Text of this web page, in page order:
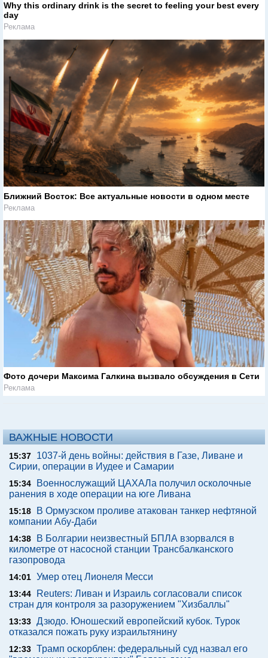
Why this ordinary drink is the secret to feeling your best every
day
Реклама
Ближний Восток: Все актуальные новости в одном месте
Реклама
Фото дочери Максима Галкина вызвало обсуждения в Сети
Реклама
ВАЖНЫЕ НОВОСТИ
15:37
1037-й день войны: действия в Газе, Ливане и
Сирии, операции в Иудее и Самарии
15:34
Военнослужащий ЦАХАЛа получил осколочные
ранения в ходе операции на юге Ливана
15:18
В Ормузском проливе атакован танкер нефтяной
компании Абу-Даби
14:38
В Болгарии неизвестный БПЛА взорвался в
километре от насосной станции Трансбалканского
газопровода
14:01 Умер отец Лионеля Месси
13:44
Reuters: Ливан и Израиль согласовали список
стран для контроля за разоружением "Хизбаллы"
13:33 Дзюдо. Юношеский европейский кубок. Турок
отказался пожать руку израильтянину
12:33 Трамп оскорблен: федеральный суд назвал его